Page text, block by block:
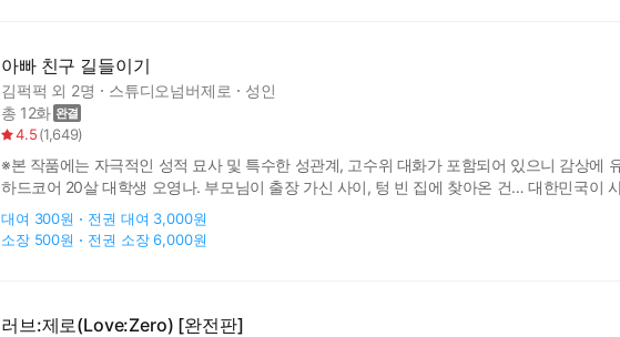
아빠 친구 길들이기
김퍽퍽 외 2명 스튜디오넘버제로
성인
총 12화
4.5(1,649)
※본 작품에는 자극적인 성적 묘사 및 특수한 성관계, 고수위 대화가 포함되어 있으니 감상
하드코어 20살 대학생 오영나. 부모님이 출장 가신 사이, 텅 빈 집에 찾아온 건… 대한민국이
"아저씨… 아빠가 알면 정말 큰일 나요…" 그리고 아빠의 다른 친구들도 차례차례 집에 찾아오
대여 300원 전권 대여 3,000원
소장 500원 전권 소장 6,000원
러브:제로(Love:Zero) [완전판]